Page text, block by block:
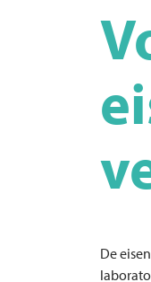
De